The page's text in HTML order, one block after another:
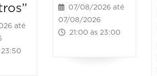
até
23:50
07/08/2026 até
07/08/2026
21:00 às 23:00